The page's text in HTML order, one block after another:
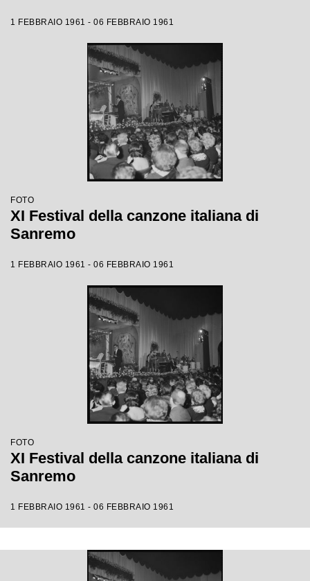
1 FEBBRAIO 1961 - 06 FEBBRAIO 1961
FOTO
XI Festival della canzone italiana di
Sanremo
1 FEBBRAIO 1961 - 06 FEBBRAIO 1961
FOTO
XI Festival della canzone italiana di
Sanremo
1 FEBBRAIO 1961 - 06 FEBBRAIO 1961